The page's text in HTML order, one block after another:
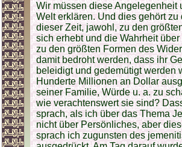
Wir müssen diese Angelegenheit
Welt erklären. Und dies gehört
dieser Zeit, jawohl, zu den
sich erhebt und die Wahrheit
zu den größten Formen des
damit bedroht werden, dass ihr
beleidigt und gedemütigt werden
Hunderte Millionen an Dollar
seiner Familie, Würde u. a. zu
wie verachtenswert sie sind?
sprach, als ich über das Thema
nicht über Persönliches, aber
sprach ich zugunsten des